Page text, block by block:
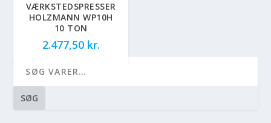
VÆRKSTEDSPRESSER
HOLZMANN WP10H
10 TON
2.477,50 kr.
SØG